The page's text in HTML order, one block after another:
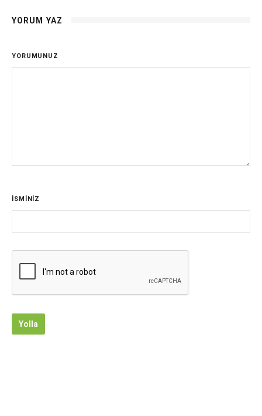
YORUM YAZ
YORUMUNUZ
İSMİNİZ
Yolla